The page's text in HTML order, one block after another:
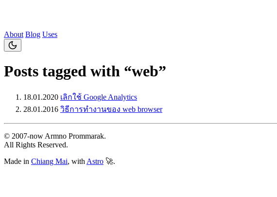
About Blog Uses
Posts tagged with “web”
18.01.2020 เลิกใช้ Google Analytics
28.01.2016 วิธีการทำงานของ web browser
© 2007‐now Armno Prommarak.
All Rights Reserved.
Made in Chiang Mai, with Astro 🚀.